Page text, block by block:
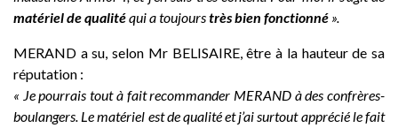
matériel de qualitéqui a toujourstrès bien fonctionné ».
MERAND a su, selon Mr BELISAIRE, être à la hauteur de sa
réputation :
« Je pourrais tout à fait recommander MERAND à des confrères-
boulangers. Le matériel est de qualité et j’ai surtout apprécié le fait